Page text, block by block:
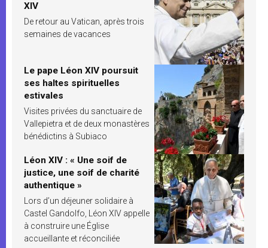
XIV
De retour au Vatican, après trois
semaines de vacances
Le pape Léon XIV poursuit
ses haltes spirituelles
estivales
Visites privées du sanctuaire de
Vallepietra et de deux monastères
bénédictins à Subiaco
Léon XIV : « Une soif de
justice, une soif de charité
authentique »
Lors d’un déjeuner solidaire à
Castel Gandolfo, Léon XIV appelle
à construire une Église
accueillante et réconciliée